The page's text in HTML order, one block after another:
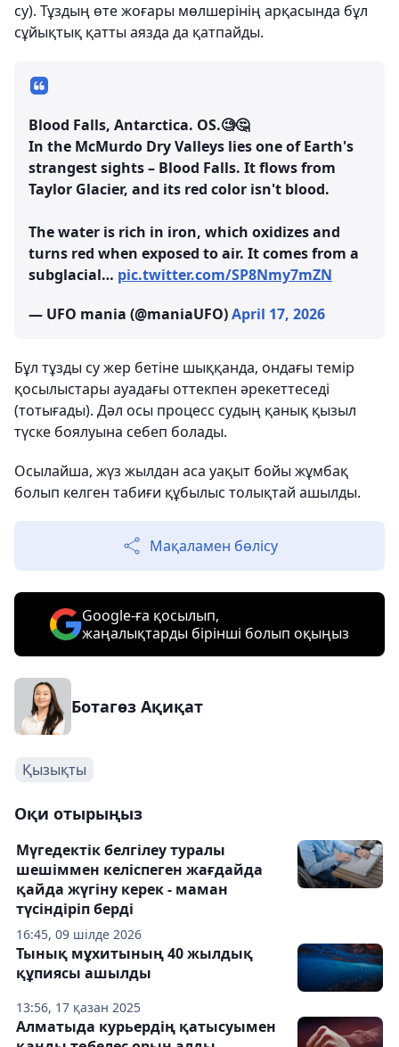
су). Тұздың өте жоғары мөлшерінің арқасында бұл
сұйықтық қатты аязда да қатпайды.
Blood Falls, Antarctica. OS.🧐🤔
In the McMurdo Dry Valleys lies one of Earth's
strangest sights – Blood Falls. It flows from
Taylor Glacier, and its red color isn't blood.
The water is rich in iron, which oxidizes and
turns red when exposed to air. It comes from a
subglacial… pic.twitter.com/SP8Nmy7mZN
— UFO mania (@maniaUFO)April 17, 2026
Бұл тұзды су жер бетіне шыққанда, ондағы темір
қосылыстары ауадағы оттекпен әрекеттеседі
(тотығады). Дәл осы процесс судың қанық қызыл
түске боялуына себеп болады.
Осылайша, жүз жылдан аса уақыт бойы жұмбақ
болып келген табиғи құбылыс толықтай ашылды.
Мақаламен бөлісу
Google-ға қосылып,
жаңалықтарды бірінші болып оқыңыз
Ботагөз Ақиқат
Қызықты
Оқи отырыңыз
16:45, 09 шілде 2026
Мүгедектік белгілеу туралы
шешіммен келіспеген жағдайда
қайда жүгіну керек - маман
түсіндіріп берді
13:56, 17 қазан 2025
Тынық мұхитының 40 жылдық
құпиясы ашылды
Алматыда курьердің қатысуымен